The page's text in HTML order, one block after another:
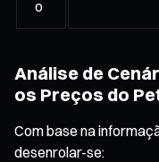
o
Análise de
os Preços do
Com base na
desenrolar-se: